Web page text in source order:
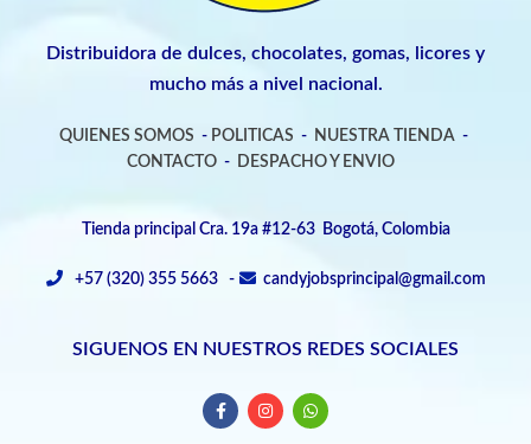
Distribuidora de dulces, chocolates, gomas, licores y
mucho más a nivel nacional.
QUIENES SOMOS - POLITICAS - NUESTRA TIENDA -
CONTACTO- DESPACHO Y ENVIO
Tienda principal Cra. 19a #12-63 Bogotá, Colombia
+57 (320) 355 5663 - candyjobsprincipal@gmail.com
SIGUENOS EN NUESTROS REDES SOCIALES